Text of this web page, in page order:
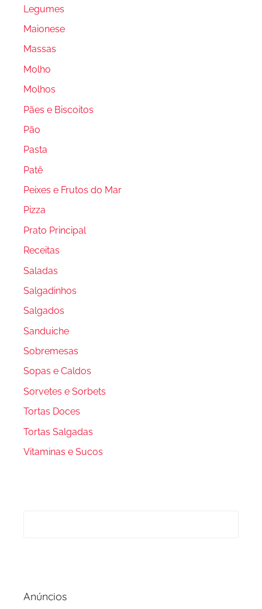
Legumes
Maionese
Massas
Molho
Molhos
Pães e Biscoitos
Pão
Pasta
Patê
Peixes e Frutos do Mar
Pizza
Prato Principal
Receitas
Saladas
Salgadinhos
Salgados
Sanduiche
Sobremesas
Sopas e Caldos
Sorvetes e Sorbets
Tortas Doces
Tortas Salgadas
Vitaminas e Sucos
Anúncios